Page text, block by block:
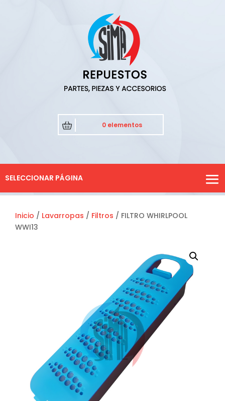
0 elementos
SELECCIONAR PÁGINA
Inicio / Lavarropas / Filtros / FILTRO WHIRLPOOL
WWI13